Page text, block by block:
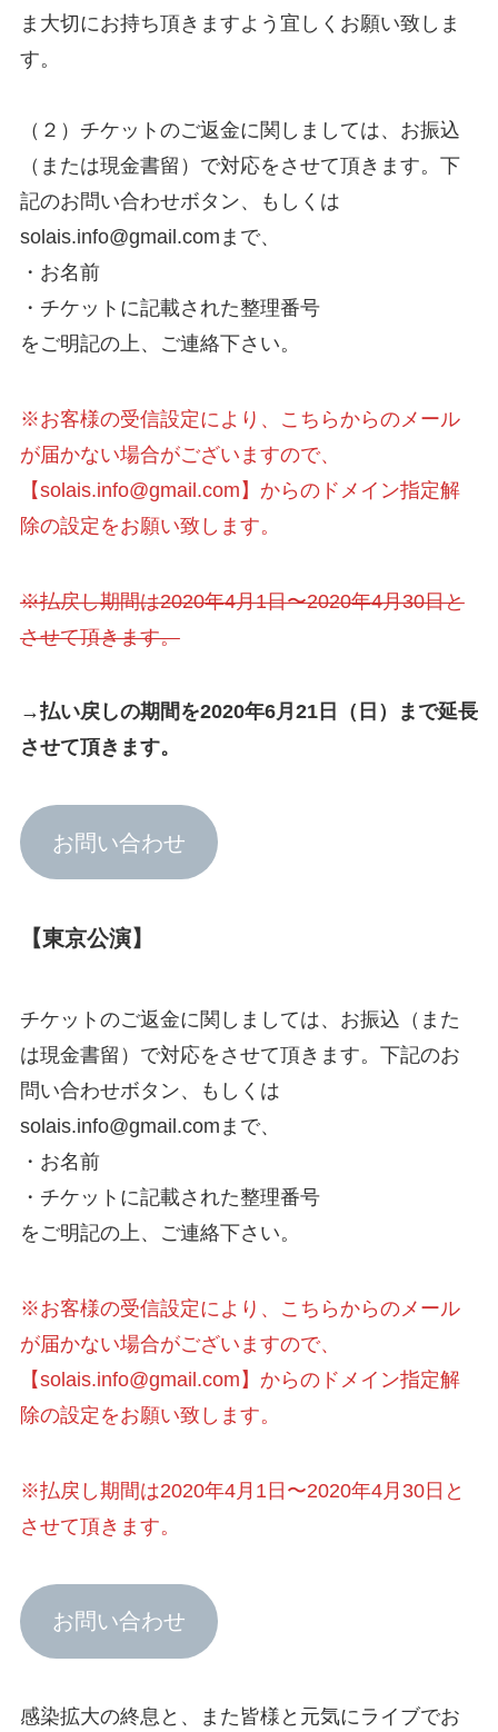
ま大切にお持ち頂きますよう宜しくお願い致しま
す。
（２）チケットのご返金に関しましては、お振込
（または現金書留）で対応をさせて頂きます。下
記のお問い合わせボタン、もしくは
solais.info@gmail.comまで、
・お名前
・チケットに記載された整理番号
をご明記の上、ご連絡下さい。
※お客様の受信設定により、こちらからのメール
が届かない場合がございますので、
【solais.info@gmail.com】からのドメイン指定解
除の設定をお願い致します。
※払戻し期間は2020年4月1日〜2020年4月30日と
させて頂きます。
→払い戻しの期間を2020年6月21日（日）まで延長
させて頂きます。
お問い合わせ
【東京公演】
チケットのご返金に関しましては、お振込（また
は現金書留）で対応をさせて頂きます。下記のお
問い合わせボタン、もしくは
solais.info@gmail.comまで、
・お名前
・チケットに記載された整理番号
をご明記の上、ご連絡下さい。
※お客様の受信設定により、こちらからのメール
が届かない場合がございますので、
【solais.info@gmail.com】からのドメイン指定解
除の設定をお願い致します。
※払戻し期間は2020年4月1日〜2020年4月30日と
させて頂きます。
お問い合わせ
感染拡大の終息と、また皆様と元気にライブでお